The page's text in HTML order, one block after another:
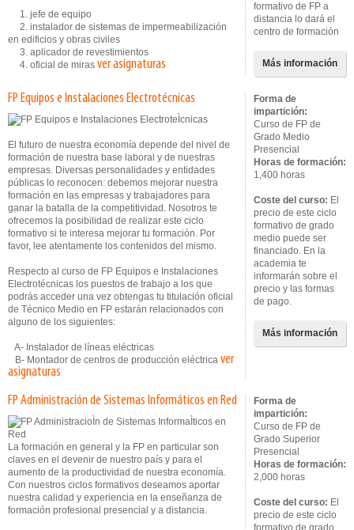
1. jefe de equipo
2. instalador de sistemas de impermeabilización
en edificios y obras civiles
3. aplicador de revestimientos
4. oficial de miras ver asignaturas
formativo de FP a
distancia lo dará el
centro de formación
Más información
FP Equipos e Instalaciones Electrotécnicas
El futuro de nuestra economía depende del nivel de
formación de nuestra base laboral y de nuestras
empresas. Diversas personalidades y entidades
públicas lo reconocen: debemos mejorar nuestra
formación en las empresas y trabajadores para
ganar la batalla de la competitividad. Nosotros te
ofrecemos la posibilidad de realizar este ciclo
formativo si te interesa mejorar tu formación. Por
favor, lee atentamente los contenidos del mismo.
Respecto al curso de FP Equipos e Instalaciones
Electrotécnicas los puestos de trabajo a los que
podrás acceder una vez obtengas tu titulación oficial
de Técnico Medio en FP estarán relacionados con
alguno de los siguientes:
A- Instalador de líneas eléctricas
B- Montador de centros de producción eléctrica ver
asignaturas
Forma de
impartición:
Curso de FP de
Grado Medio
Presencial
Horas de formación:
1,400 horas
Coste del curso: El
precio de este ciclo
formativo de grado
medio puede ser
financiado. En la
academia te
informarán sobre el
precio y las formas
de pago.
Más información
FP Administración de Sistemas Informáticos en Red
La formación en general y la FP en particular son
claves en el devenir de nuestro país y para el
aumento de la productividad de nuestra economía.
Con nuestros ciclos formativos deseamos aportar
nuestra calidad y experiencia en la enseñanza de
formación profesional presencial y a distancia.
Forma de
impartición:
Curso de FP de
Grado Superior
Presencial
Horas de formación:
2,000 horas
Coste del curso: El
precio de este ciclo
formativo de grado